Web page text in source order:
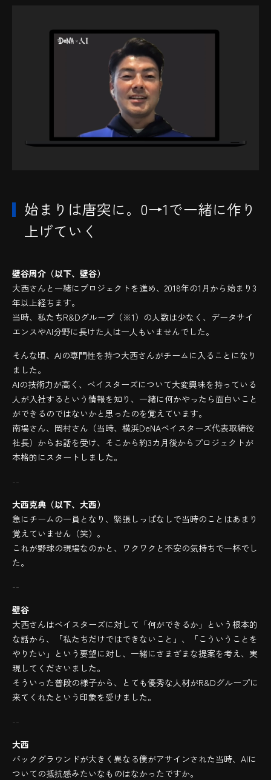
始まりは唐突に。0→1で一緒に作り
上げていく
壁谷周介（以下、壁谷）
大西さんと一緒にプロジェクトを進め、2018年の1月から始まり3
年以上経ちます。
当時、私たちR&Dグループ（※1）の人数は少なく、データサイ
エンスやAI分野に長けた人は一人もいませんでした。
そんな頃、AIの専門性を持つ大西さんがチームに入ることになり
ました。
AIの技術力が高く、ベイスターズについて大変興味を持っている
人が入社するという情報を知り、一緒に何かやったら面白いこと
ができるのではないかと思ったのを覚えています。
南場さん、岡村さん（当時、横浜DeNAベイスターズ代表取締役
社長）からお話を受け、そこから約3カ月後からプロジェクトが
本格的にスタートしました。
--
大西克典（以下、大西）
急にチームの一員となり、緊張しっぱなしで当時のことはあまり
覚えていません（笑）。
これが野球の現場なのかと、ワクワクと不安の気持ちで一杯でし
た。
--
壁谷
大西さんはベイスターズに対して「何ができるか」という根本的
な話から、「私たちだけではできないこと」、「こういうことを
やりたい」という要望に対し、一緒にさまざまな提案を考え、実
現してくださいました。
そういった普段の様子から、とても優秀な人材がR&Dグループに
来てくれたという印象を受けました。
--
大西
バックグラウンドが大きく異なる僕がアサインされた当時、AIに
ついての抵抗感みたいなものはなかったですか。